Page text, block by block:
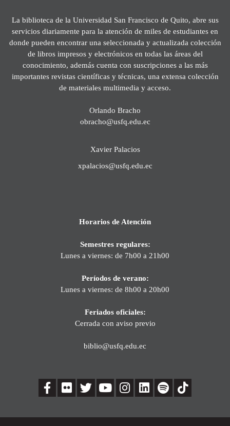
La biblioteca de la Universidad San Francisco de Quito, abre sus
servicios diariamente para la atención de miles de estudiantes en
donde pueden encontrar una seleccionada y actualizada colección
de libros impresos y electrónicos en todas las áreas del
conocimiento, además cuenta con suscripciones a las más
importantes revistas científicas y técnicas, una extensa colección
de materiales multimedia y acceso.
Orlando Bracho
obracho@usfq.edu.ec
Xavier Palacios
xpalacios@usfq.edu.ec
Horarios de Atención
Semestres regulares:
Lunes a viernes: de 7h00 a 21h00
Períodos de verano:
Lunes a viernes: de 8h00 a 20h00
Feriados oficiales:
Cerrada con aviso previo
biblio@usfq.edu.ec